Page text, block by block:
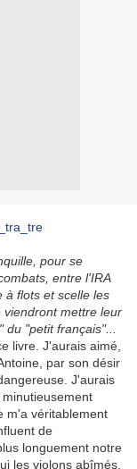
pour se
entre l'IRA
à flots et scelle les
viendront mettre leur
"petit français"...
livre. J'aurais aimé,
par son désir
J'aurais
m'a véritablement
de
longuement notre
les violons abîmés,